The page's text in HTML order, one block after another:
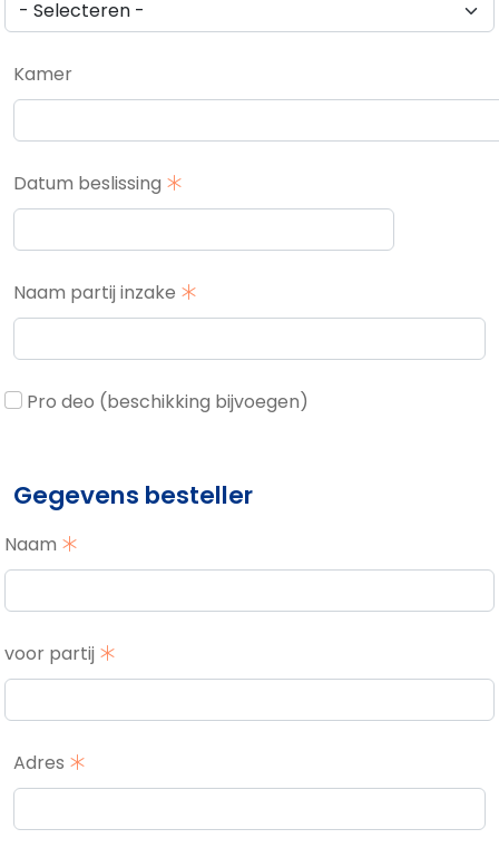
Kamer
Datum beslissing
Naam partij inzake
Pro deo (beschikking bijvoegen)
Gegevens besteller
Naam
voor partij
Adres